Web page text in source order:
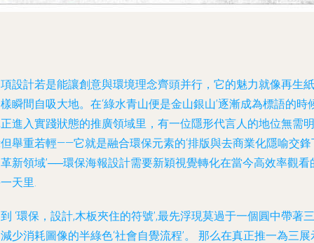
設計若是能讓創意與環境理念齊頭并行，它的魅力就像再生紙
瞬間自吸大地。在‘綠水青山便是金山銀山’逐漸成為標語的時
進入實踐狀態的推廣領域里，有一位隱形代言人的地位無需明
舉重若輕——它就是融合環保元素的‘排版與去商業化隱喻交鋒
新領域’──環保海報設計需要新穎視覺轉化在當今高效率觀看
天里.
‘環保，設計,木板夾住的符號’,最先浮現莫過于一個圓中帶著三
少消耗圖像的半綠色‘社會自覺流程’。 那么在真正推一為三展